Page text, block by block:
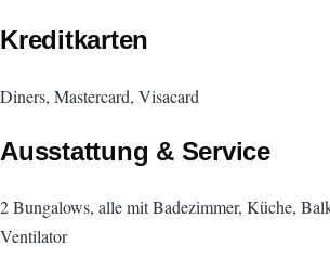
Kreditkarten
Diners, Mastercard, Visacard
Ausstattung & Service
2 Bungalows, alle mit Badezimmer, Küche,
Ventilator